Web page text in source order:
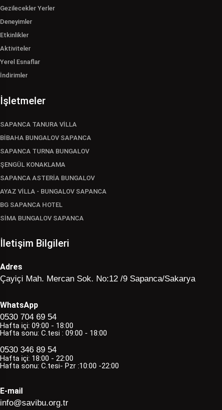
Gezilecekler Yerler
Deneyimler
Etkinlikler
Aktiviteler
Yerel Esnaflar
İndirimler
İşletmeler
SAPANCA TANURA VİLLA
BİBAHA BUNGALOV SAPANCA
SAPANCA TURNA BUNGALOV
ŞENGÜL KONAKLAMA
SAPANCA ASTERİA BUNGALOV
AYAZ VİLLA - BUNGALOV SAPANCA
BG SAPANCA HOTEL
SİMA BUNGALOV SAPANCA
İletişim Bilgileri
Adres
Çayiçi Mah. Mercan Sok. No:12 /9 Sapanca/Sakarya
WhatsApp
0530 704 69 54
Hafta içi: 09:00 - 18:00
Hafta sonu: C.tesi : 09:00 - 18:00
0530 346 89 54
Hafta içi: 18:00 - 22:00
Hafta sonu: C.tesi- Pzr :10:00 -22:00
E-mail
info@savibu.org.tr